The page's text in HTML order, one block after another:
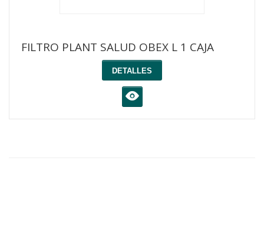
FILTRO PLANT SALUD OBEX L 1 CAJA
DETALLES
K